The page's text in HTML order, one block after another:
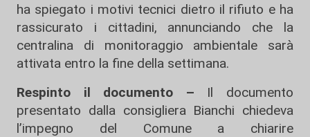
ha spiegato i motivi tecnici dietro il rifiuto e ha
rassicurato i cittadini, annunciando che la
centralina di monitoraggio ambientale sarà
attivata entro la fine della settimana.
Respinto il documento – Il documento
presentato dalla consigliera Bianchi chiedeva
l’impegno del Comune a chiarire